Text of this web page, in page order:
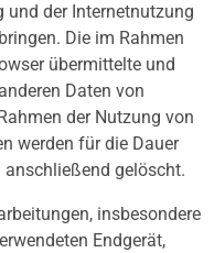
und der Internetnutzung
Die im Rahmen
übermittelte und
Daten von
der Nutzung von
werden für die Dauer
gelöscht.
insbesondere
Endgerät,